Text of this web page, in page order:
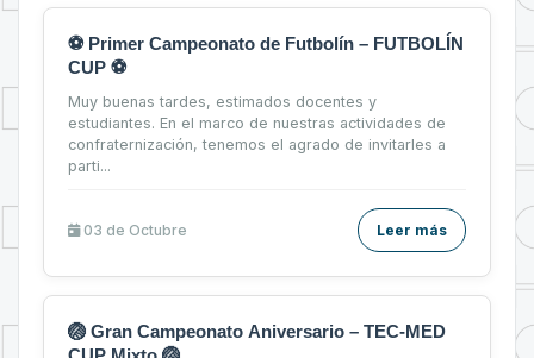
⚽ Primer Campeonato de Futbolín – FUTBOLÍN
CUP ⚽
Muy buenas tardes, estimados docentes y
estudiantes. En el marco de nuestras actividades de
confraternización, tenemos el agrado de invitarles a
parti...
03 de Octubre Leer más
🏐 Gran Campeonato Aniversario – TEC-MED